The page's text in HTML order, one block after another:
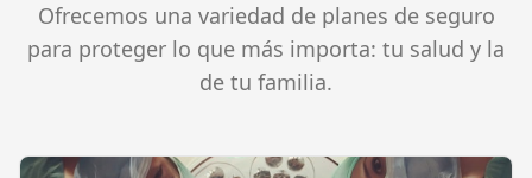
Ofrecemos una variedad de planes de seguro
para proteger lo que más importa: tu salud y la
de tu familia.